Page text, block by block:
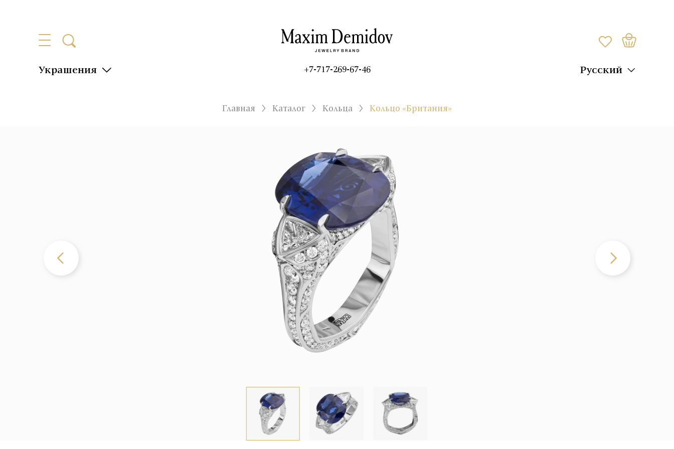
Украшения +7-717-269-67-46 Русский
Главная Каталог Кольца Кольцо «Британия»